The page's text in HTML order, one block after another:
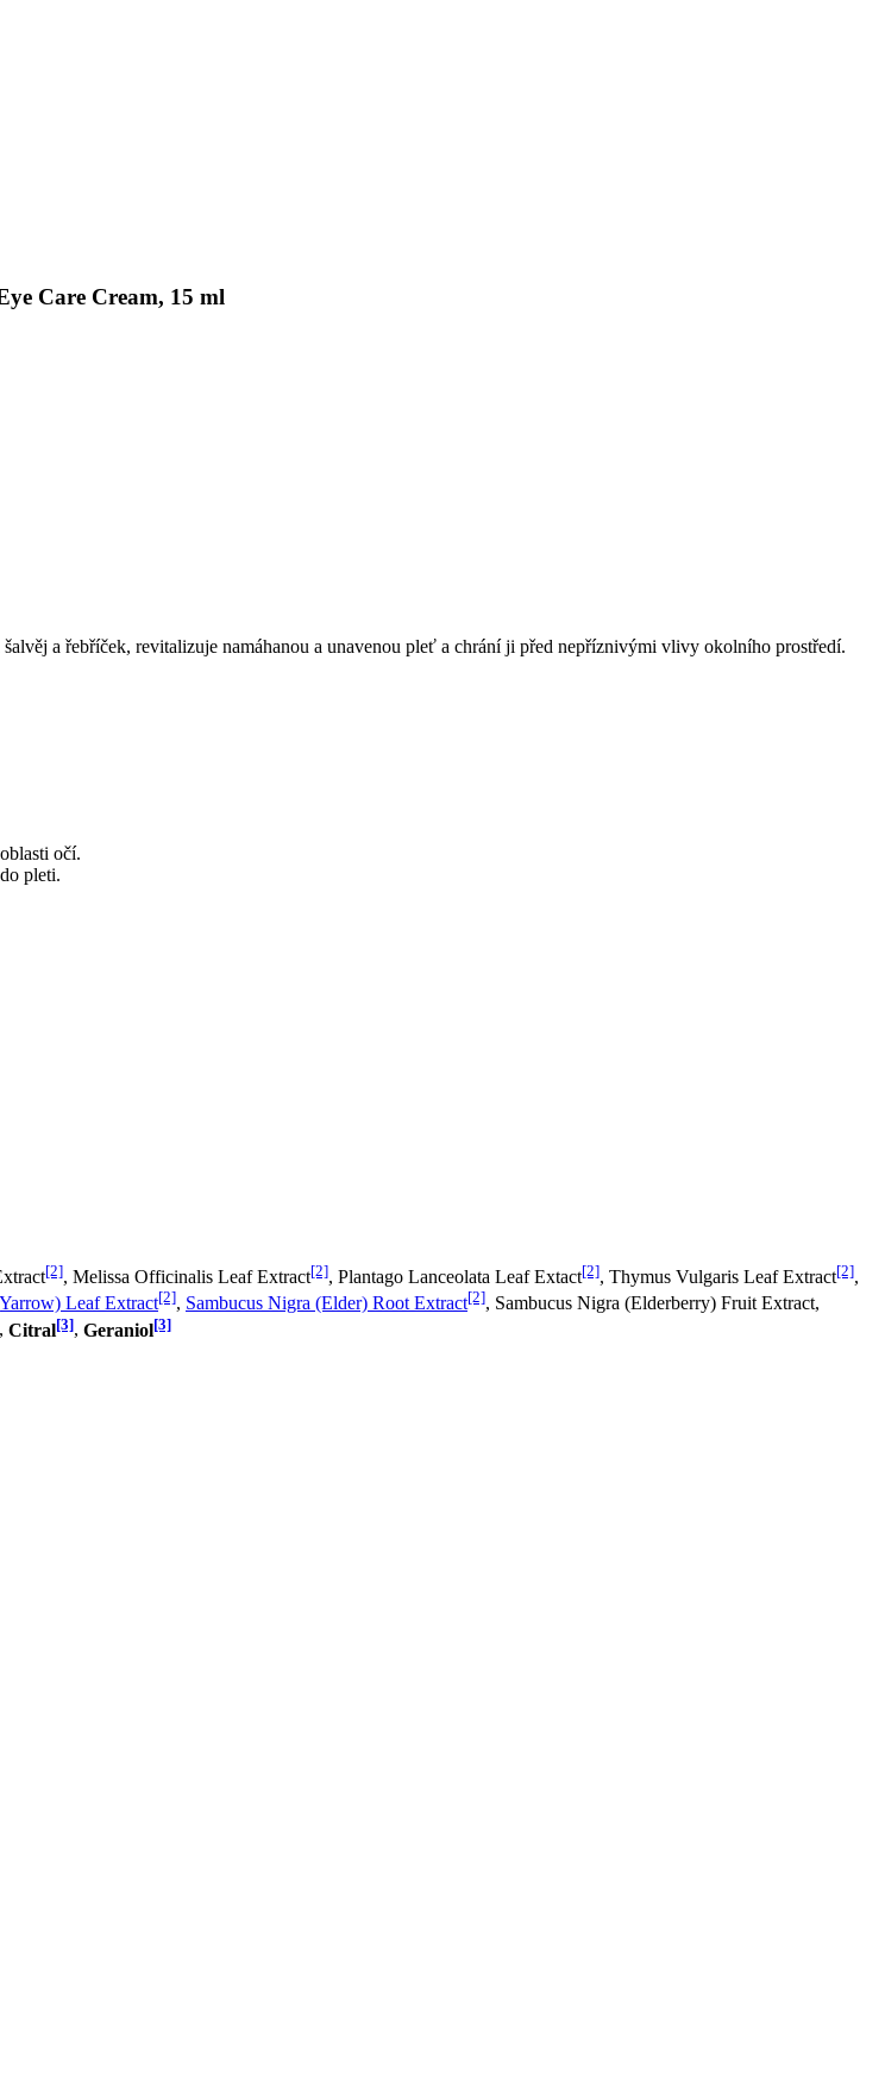
Care Cream, 15 ml
a řebříček, revitalizuje namáhanou a unavenou pleť a chrání ji před nepříznivými vlivy okolního prostředí.
očí.
pleti.
[2], Melissa Officinalis Leaf Extract[2], Plantago Lanceolata Leaf Extact[2], Thymus Vulgaris Leaf Extract[2],
Leaf Extract[2], Sambucus Nigra (Elder) Root Extract[2], Sambucus Nigra (Elderberry) Fruit Extract,
, Citral[3], Geraniol[3]